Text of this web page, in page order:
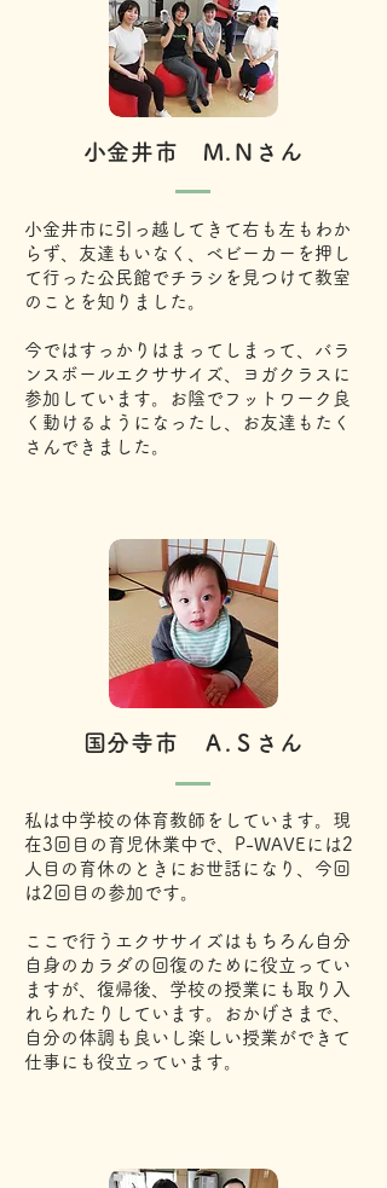
​小金井市 Ｍ.Ｎさん
小金井市に引っ越してきて右も左もわか
らず、友達もいなく、ベビーカーを押し
て行った公民館でチラシを見つけて教室
のことを知りました。
今ではすっかりはまってしまって、バラ
ンスボールエクササイズ、ヨガクラスに
参加しています。お陰でフットワーク良
く動けるようになったし、お友達もたく
さんできました。
​国分寺市 Ａ.Ｓさん
私は中学校の体育教師をしています。現
在3回目の育児休業中で、P-WAVEには2
人目の育休のときにお世話になり、今回
は2回目の参加です。
ここで行うエクササイズはもちろん自分
自身のカラダの回復のために役立ってい
ますが、復帰後、学校の授業にも取り入
れられたりしています。おかげさまで、
自分の体調も良いし楽しい授業ができて
仕事にも役立っています。